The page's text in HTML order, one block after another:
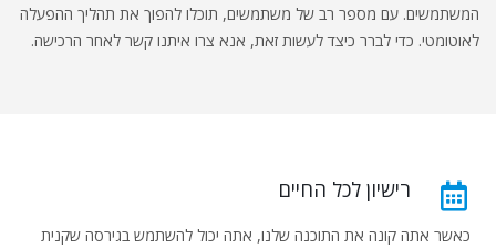
המשתמשים. עם מספר רב של משתמשים, תוכלו להפוך את תהליך ההפעלה
לאוטומטי. כדי לברר כיצד לעשות זאת, אנא צרו איתנו קשר לאחר הרכישה.
רישיון לכל החיים
כאשר אתה קונה את התוכנה שלנו, אתה יכול להשתמש בגירסה שקנית